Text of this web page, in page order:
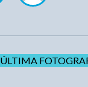
ÚLTIMA